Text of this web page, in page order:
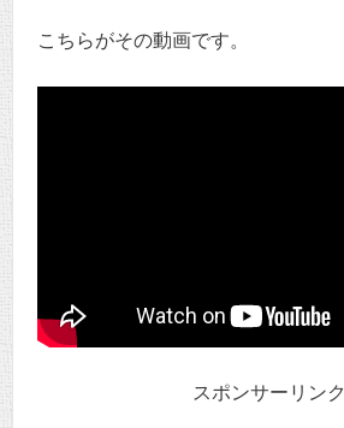
こちらがその動画です。
スポンサーリンク